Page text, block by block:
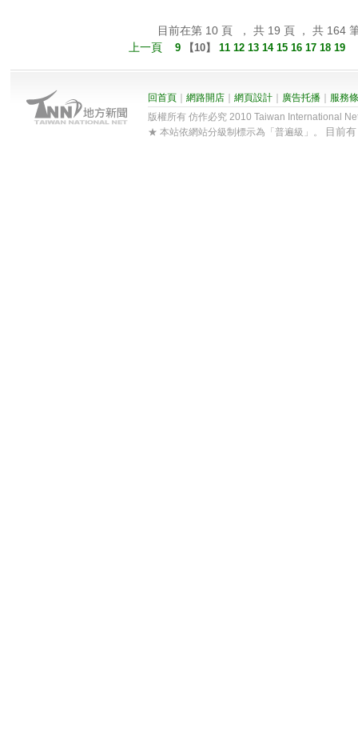
目前在第 10 頁 ， 共 19 頁 ， 共 164
上一頁
9 【10】 11 12 13 14 15 16 17 18 19
回首頁 網路開店 網頁設計 廣告托播
服務
版權所有 仿作必究 2010 Taiwan International
★ 本站依網站分級制標示為「普遍級」。
目前